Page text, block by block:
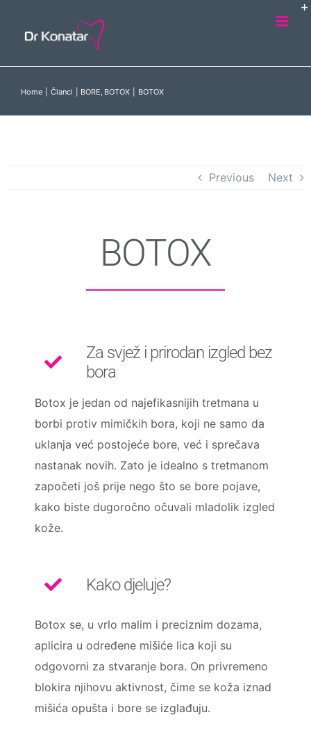
Home Članci BORE BOTOX BOTOX
Previous Next
BOTOX
Za svjež i prirodan izgled bez
bora
Botox je jedan od najefikasnijih tretmana u
borbi protiv mimičkih bora, koji ne samo da
uklanja već postojeće bore, već i sprečava
nastanak novih. Zato je idealno s tretmanom
započeti još prije nego što se bore pojave,
kako biste dugoročno očuvali mladolik izgled
kože.
Kako djeluje?
Botox se, u vrlo malim i preciznim dozama,
aplicira u određene mišiće lica koji su
odgovorni za stvaranje bora. On privremeno
blokira njihovu aktivnost, čime se koža iznad
mišića opušta i bore se izglađuju.